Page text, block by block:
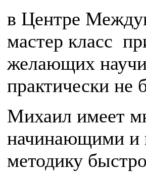
в Центре
мастер класс
желающих
практически не
Михаил имеет
начинающими и
методику